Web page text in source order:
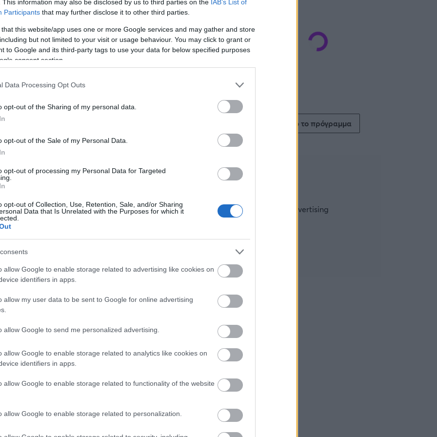
This information may also be disclosed by us to third parties on the IAB’s List of
Participants that may further disclose it to other third parties.
that this website/app uses one or more Google services and may gather and store
but not limited to your visit or usage behaviour. You may click to grant or
to Google and its third-party tags to use your data for below specified purposes
consent section.
Data Processing Opt Outs
opt-out of the Sharing of my personal data.
opt-out of the Sale of my Personal Data.
opt-out of processing my Personal Data for Targeted
opt-out of Collection, Use, Retention, Sale, and/or Sharing
Data that Is Unrelated with the Purposes for which it
allow Google to enable storage related to advertising like cookies on
identifiers in apps.
allow my user data to be sent to Google for online advertising
allow Google to send me personalized advertising.
allow Google to enable storage related to analytics like cookies on
identifiers in apps.
allow Google to enable storage related to functionality of the website
allow Google to enable storage related to personalization.
τόσο ποιοτικό αντίπαλο.
Πετρούσεφ
στο αρχικό σχήμα προσπάθησε
Δείτε όλο το πρόγραμμα